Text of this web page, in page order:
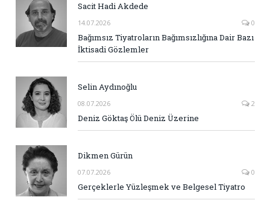
Sacit Hadi Akdede
14.07.2026 0
Bağımsız Tiyatroların Bağımsızlığına Dair Bazı
İktisadi Gözlemler
Selin Aydınoğlu
08.07.2026 2
Deniz Göktaş Ölü Deniz Üzerine
Dikmen Gürün
07.07.2026 0
Gerçeklerle Yüzleşmek ve Belgesel Tiyatro